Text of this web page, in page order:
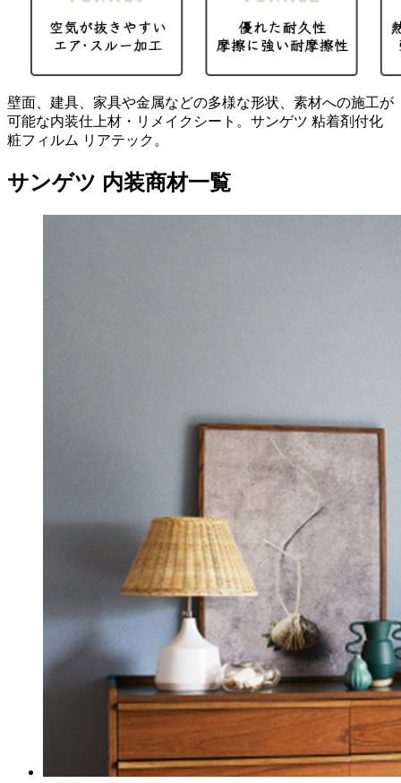
壁面、建具、家具や金属などの多様な形状、素材への施工が
可能な内装仕上材・リメイクシート。サンゲツ 粘着剤付化
粧フィルム リアテック。
サンゲツ 内装商材一覧